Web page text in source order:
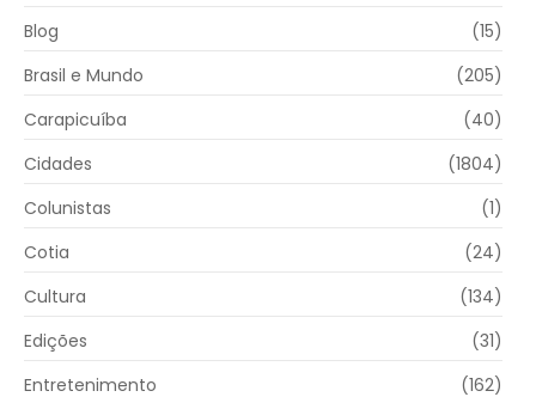
Blog
(15)
Brasil e Mundo
(205)
Carapicuíba
(40)
Cidades
(1804)
Colunistas
(1)
Cotia
(24)
Cultura
(134)
Edições
(31)
Entretenimento
(162)